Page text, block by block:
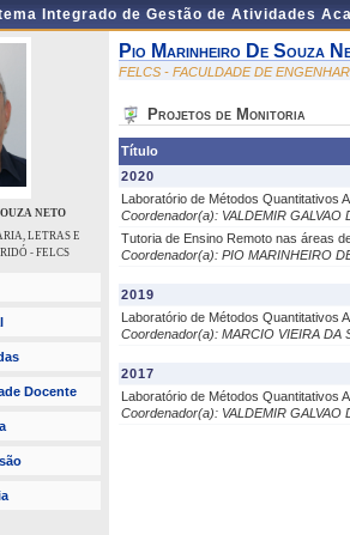
Integrado de Gestão de Atividades
NETO
LETRAS E
- FELCS
Docente
Pio Marinheiro De Souza
FELCS - FACULDADE DE
Projetos de Monitoria
Título
2020
Laboratório de Métodos Quantitativos
Coordenador(a): VALDEMIR GALVAO
Tutoria de Ensino Remoto nas áreas
Coordenador(a): PIO MARINHEIRO
2019
Laboratório de Métodos Quantitativos
Coordenador(a): MARCIO VIEIRA DA
2017
Laboratório de Métodos Quantitativos
Coordenador(a): VALDEMIR GALVAO